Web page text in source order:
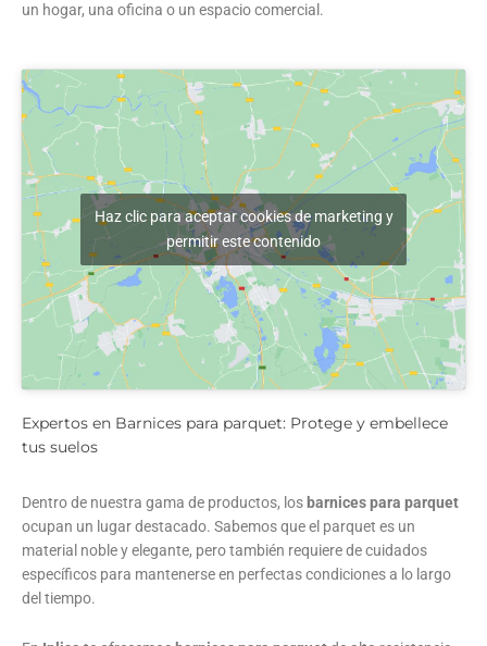
un hogar, una oficina o un espacio comercial.
Haz clic para aceptar cookies de marketing y
permitir este contenido
Expertos en Barnices para parquet: Protege y embellece
tus suelos
Dentro de nuestra gama de productos, los barnices para parquet
ocupan un lugar destacado. Sabemos que el parquet es un
material noble y elegante, pero también requiere de cuidados
específicos para mantenerse en perfectas condiciones a lo largo
del tiempo.